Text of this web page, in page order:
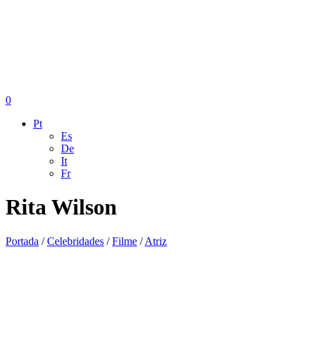
0
Pt
Es
De
It
Fr
Rita Wilson
Portada /Celebridades /Filme /Atriz